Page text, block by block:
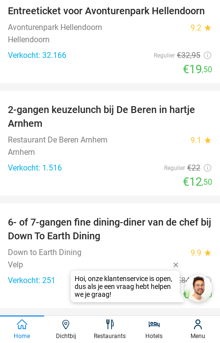
41%
Entreeticket voor Avonturenpark Hellendoorn
Avonturenpark Hellendoorn 9.2 star
Hellendoorn
Verkocht: 32.166
Regulier €32,95
€19,50
43%
2-gangen keuzelunch bij De Beren in hartje
Arnhem
Restaurant De Beren Arnhem 9.1 star
Arnhem
Verkocht: 1.516
Regulier €22
€12,50
36%
6- of 7-gangen fine dining-diner van de chef bij
Down To Earth Dining
Down to Earth Dining 9.9 star
Velp
Verkocht: 251
Regulier €84 ,50
€54,50
41%
3-gangen keuzediner bij De Hoedt en de Rand
Home Dichtbij Restaurants Hotels Menu